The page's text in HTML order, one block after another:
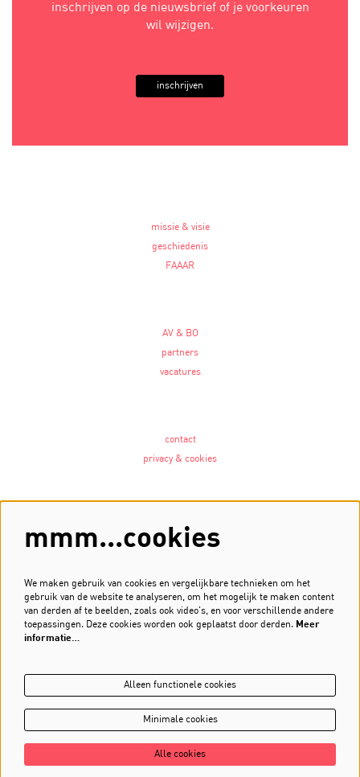
inschrijven op de nieuwsbrief of je voorkeuren
wil wijzigen.
inschrijven
missie & visie
geschiedenis
FAAAR
AV & BO
partners
vacatures
contact
privacy & cookies
Meld je aan voor de nieuwsbrief
Inschrijven
mmm...cookies
We maken gebruik van cookies en vergelijkbare technieken om het
gebruik van de website te analyseren, om het mogelijk te maken content
van derden af te beelden, zoals ook video’s, en voor verschillende andere
toepassingen. Deze cookies worden ook geplaatst door derden. Meer
informatie…
Alleen functionele cookies
Minimale cookies
Alle cookies